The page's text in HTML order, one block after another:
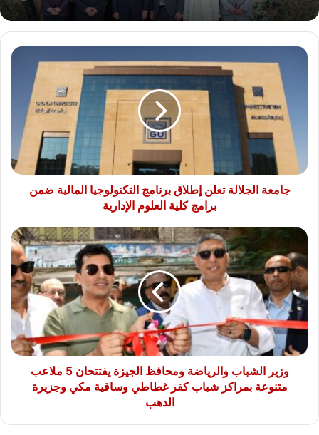
جامعة
إطلاق
برنامج
التكنولوجيا
المالية
ضمن
برامج
جامعة الجلالة تعلن إطلاق برنامج التكنولوجيا المالية ضمن
برامج كلية العلوم الإدارية
وزير
الشباب
والرياضة
ومحافظ
الجيزة
يفتتحان
5
ملاعب
متنوعة
بمراكز
وساقية
وزير الشباب والرياضة ومحافظ الجيزة يفتتحان 5 ملاعب
متنوعة بمراكز شباب كفر غطاطي وساقية مكي وجزيرة
الدهب